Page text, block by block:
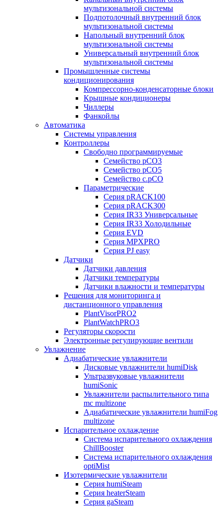
мультизональной системы
Подпотолочный внутренний блок
мультизональной системы
Напольный внутренний блок
мультизональной системы
Универсальный внутренний блок
мультизональной системы
Промышленные системы
кондиционирования
Компрессорно-конденсаторные блоки
Крышные кондиционеры
Чиллеры
Фанкойлы
Автоматика
Системы управления
Контроллеры
Свободно программируемые
Семейство pCO3
Семейство pCO5
Семейство c.pCO
Параметрические
Серия pRACK100
Серия pRACK300
Серия IR33 Универсальные
Серия IR33 Холодильные
Серия EVD
Серия MPXPRO
Серия PJ easy
Датчики
Датчики давления
Датчики температуры
Датчики влажности и температуры
Решения для мониторинга и
дистанционного управления
PlantVisorPRO2
PlantWatchPRO3
Регуляторы скорости
Электронные регулирующие вентили
Увлажнение
Адиабатические увлажнители
Дисковые увлажнители humiDisk
Ультразвуковые увлажнители
humiSonic
Увлажнители распылительного типа
mc multizone
Адиабатические увлажнители humiFog
multizone
Испарительное охлаждение
Система испарительного охлаждения
ChillBooster
Система испарительного охлаждения
optiMist
Изотермические увлажнители
Серия humiSteam
Серия heaterSteam
Серия gaSteam